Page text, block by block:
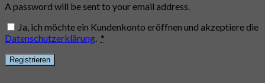
A password will be sent to your email address.
Ja, ich möchte ein Kundenkonto eröffnen und akzeptiere die
Datenschutzerklärung. *
Registrieren